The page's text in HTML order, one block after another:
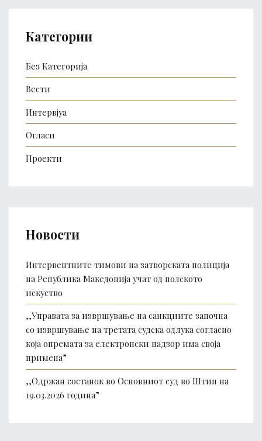
Категории
Без Категорија
Вести
Интервјуа
Огласи
Проекти
Новости
Интервентните тимови на затворската полиција
на Република Македонија учат од полското
искуство
,,Управата за извршување на санкциите започна
со извршување на третата судска одлука согласно
која опремата за електронски надзор има своја
примена”
,,Одржан состанок во Основниот суд во Штип на
19.03.2026 година”